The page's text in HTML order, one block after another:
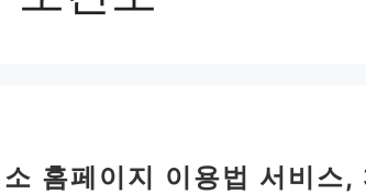
홈페이지 이용법 서비스